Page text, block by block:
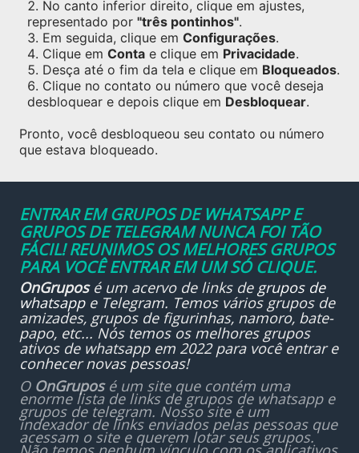
No canto inferior direito, clique em ajustes,
representado por "três pontinhos".
Em seguida, clique em Configurações.
Clique em Conta e clique em Privacidade.
Desça até o fim da tela e clique em Bloqueados.
Clique no contato ou número que você deseja
desbloquear e depois clique em Desbloquear.
Pronto, você desbloqueou seu contato ou número
que estava bloqueado.
ENTRAR EM GRUPOS DE WHATSAPP E
GRUPOS DE TELEGRAM NUNCA FOI TÃO
FÁCIL! REUNIMOS OS MELHORES GRUPOS
PARA VOCÊ ENTRAR EM UM SÓ CLIQUE.
OnGruposé um acervo de links de grupos de
whatsappe Telegram. Temos vários grupos de
amizades, grupos de figurinhas, namoro, bate-
papo, etc... Nós temos os melhores grupos
ativos de whatsapp em 2022 para você entrar e
conhecer novas pessoas!
O OnGruposé um site que contém uma
enorme lista de links de grupos de whatsapp e
grupos de telegram. Nosso site é um
indexador de links enviados pelas pessoas que
acessam o site e querem lotar seus grupos.